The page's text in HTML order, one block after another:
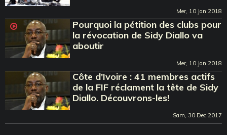
Mer, 10 Jan 2018
Pourquoi la pétition des clubs pour
la révocation de Sidy Diallo va
aboutir
Mer, 10 Jan 2018
Côte d'Ivoire : 41 membres actifs
de la FIF réclament la tête de Sidy
Diallo. Découvrons-les!
Sam, 30 Dec 2017